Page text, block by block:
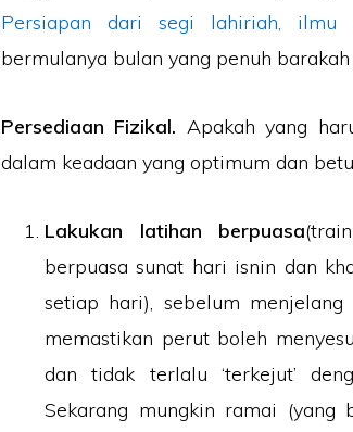
Persiapan dari segi lahiriah,
bermulanya bulan yang penuh barakah
Persediaan Fizikal. Apakah yang
dalam keadaan yang optimum dan
Lakukan latihan berpuasa
berpuasa sunat hari isnin dan
setiap hari), sebelum
memastikan perut boleh
dan tidak terlalu ‘terkejut’
Sekarang mungkin ramai (yang